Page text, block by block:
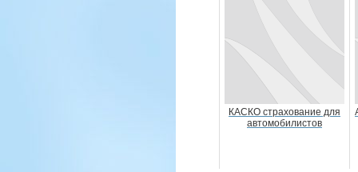
КАСКО страхование для
автомобилистов